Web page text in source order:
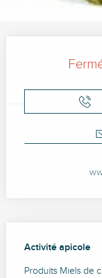
Activité apicole
Produits Miels de